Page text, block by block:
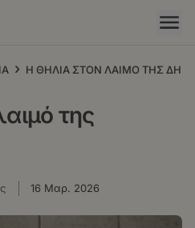
› Η ΘΗΛΙΑ ΣΤΟΝ ΛΑΙΜΟ ΤΗΣ
της
16 Μαρ. 2026